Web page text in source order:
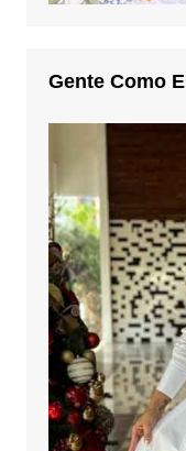
Gente Como